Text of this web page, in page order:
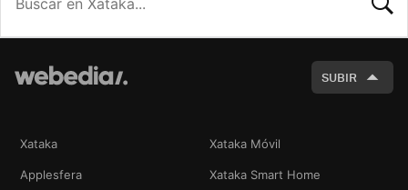
SUBIR
Xataka Xataka Móvil
Applesfera Xataka Smart Home